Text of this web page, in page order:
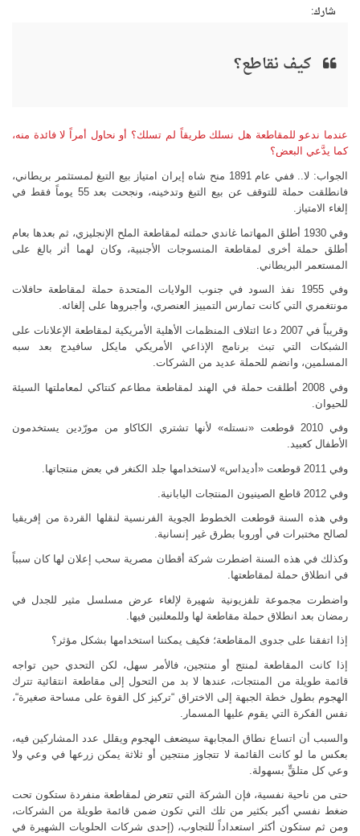
شارك:
كيف نقاطع؟
عندما ندعو للمقاطعة هل نسلك طريقاً لم تسلك؟ أو نحاول أمراً لا فائدة منه،
كما يدَّعي البعض؟
الجواب: لا.. ففي عام 1891 منح شاه إيران امتياز بيع التبغ لمستثمر بريطاني،
فانطلقت حملة للتوقف عن بيع التبغ وتدخينه، ونجحت بعد 55 يوماً فقط في
إلغاء الامتياز.
وفي 1930 أطلق المهاتما غاندي حملته لمقاطعة الملح الإنجليزي، ثم بعدها بعام
أطلق حملة أخرى لمقاطعة المنسوجات الأجنبية، وكان لهما أثر بالغ على
المستعمر البريطاني.
وفي 1955 نفذ السود في جنوب الولايات المتحدة حملة لمقاطعة حافلات
مونتغمري التي كانت تمارس التمييز العنصري، وأجبروها على إلغائه.
وقريباً في 2007 دعا ائتلاف المنظمات الأهلية الأمريكية لمقاطعة الإعلانات على
الشبكات التي تبث برنامج الإذاعي الأمريكي مايكل سافيدج بعد سبه
المسلمين، وانضم للحملة عديد من الشركات.
وفي 2008 أطلقت حملة في الهند لمقاطعة مطاعم كنتاكي لمعاملتها السيئة
للحيوان.
وفي 2010 قوطعت «نستله» لأنها تشتري الكاكاو من مورّدين يستخدمون
الأطفال كعبيد.
وفي 2011 قوطعت «أديداس» لاستخدامها جلد الكنغر في بعض منتجاتها.
وفي 2012 قاطع الصينيون المنتجات اليابانية.
وفي هذه السنة قوطعت الخطوط الجوية الفرنسية لنقلها القردة من إفريقيا
لصالح مختبرات في أوروبا بطرق غير إنسانية.
وكذلك في هذه السنة اضطرت شركة أقطان مصرية سحب إعلان لها كان سبباً
في انطلاق حملة لمقاطعتها.
واضطرت مجموعة تلفزيونية شهيرة لإلغاء عرض مسلسل مثير للجدل في
رمضان بعد انطلاق حملة مقاطعة لها وللمعلنين فيها.
إذا اتفقنا على جدوى المقاطعة؛ فكيف يمكننا استخدامها بشكل مؤثر؟
إذا كانت المقاطعة لمنتج أو منتجين، فالأمر سهل، لكن التحدي حين تواجه
قائمة طويلة من المنتجات، عندها لا بد من التحول إلى مقاطعة انتقائية تترك
الهجوم بطول خطة الجبهة إلى الاختراق “تركيز كل القوة على مساحة صغيرة“،
نفس الفكرة التي يقوم عليها المسمار.
والسبب أن اتساع نطاق المجابهة سيضعف الهجوم ويقلل عدد المشاركين فيه،
بعكس ما لو كانت القائمة لا تتجاوز منتجين أو ثلاثة يمكن زرعها في وعي ولا
وعي كل متلقٍّ بسهولة.
حتى من ناحية نفسية، فإن الشركة التي تتعرض لمقاطعة منفردة ستكون تحت
ضغط نفسي أكبر بكثير من تلك التي تكون ضمن قائمة طويلة من الشركات،
ومن ثم ستكون أكثر استعداداً للتجاوب، (إحدى شركات الحلويات الشهيرة في